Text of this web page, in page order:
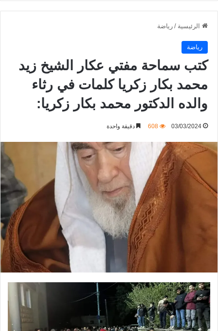
الرئيسية / رياضة
رياضة
كتب سماحة مفتي عكار الشيخ زيد
محمد بكار زكريا كلمات في رثاء
والده الدكتور محمد بكار زكريا:
03/03/2024
608 دقيقة واحدة